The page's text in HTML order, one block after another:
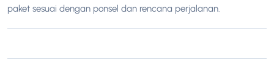
paket sesuai dengan ponsel dan rencana perjalanan.